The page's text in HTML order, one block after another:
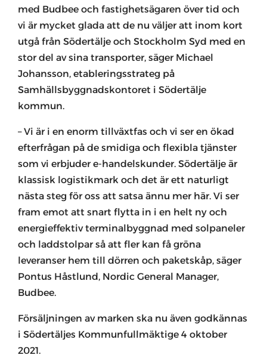
med Budbee och fastighetsägaren över tid och
vi är mycket glada att de nu väljer att inom kort
utgå från Södertälje och Stockholm Syd med en
stor del av sina transporter, säger Michael
Johansson, etableringsstrateg på
Samhällsbyggnadskontoret i Södertälje
kommun.
– Vi är i en enorm tillväxtfas och vi ser en ökad
efterfrågan på de smidiga och flexibla tjänster
som vi erbjuder e-handelskunder. Södertälje är
klassisk logistikmark och det är ett naturligt
nästa steg för oss att satsa ännu mer här. Vi ser
fram emot att snart flytta in i en helt ny och
energieffektiv terminalbyggnad med solpaneler
och laddstolpar så att fler kan få gröna
leveranser hem till dörren och paketskåp, säger
Pontus Håstlund, Nordic General Manager,
Budbee.
Försäljningen av marken ska nu även godkännas
i Södertäljes Kommunfullmäktige 4 oktober
2021.